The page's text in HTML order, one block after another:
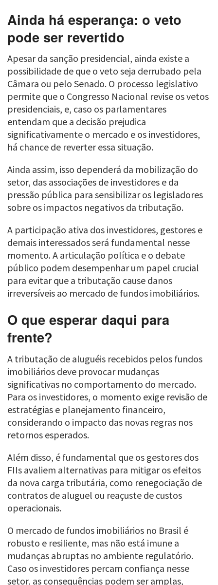
Ainda há esperança: o veto
pode ser revertido
Apesar da sanção presidencial, ainda existe a
possibilidade de que o veto seja derrubado pela
Câmara ou pelo Senado. O processo legislativo
permite que o Congresso Nacional revise os vetos
presidenciais, e, caso os parlamentares
entendam que a decisão prejudica
significativamente o mercado e os investidores,
há chance de reverter essa situação.
Ainda assim, isso dependerá da mobilização do
setor, das associações de investidores e da
pressão pública para sensibilizar os legisladores
sobre os impactos negativos da tributação.
A participação ativa dos investidores, gestores e
demais interessados será fundamental nesse
momento. A articulação política e o debate
público podem desempenhar um papel crucial
para evitar que a tributação cause danos
irreversíveis ao mercado de fundos imobiliários.
O que esperar daqui para
frente?
A tributação de aluguéis recebidos pelos fundos
imobiliários deve provocar mudanças
significativas no comportamento do mercado.
Para os investidores, o momento exige revisão de
estratégias e planejamento financeiro,
considerando o impacto das novas regras nos
retornos esperados.
Além disso, é fundamental que os gestores dos
FIIs avaliem alternativas para mitigar os efeitos
da nova carga tributária, como renegociação de
contratos de aluguel ou reaçuste de custos
operacionais.
O mercado de fundos imobiliários no Brasil é
robusto e resiliente, mas não está imune a
mudanças abruptas no ambiente regulatório.
Caso os investidores percam confiança nesse
setor, as consequências podem ser amplas,